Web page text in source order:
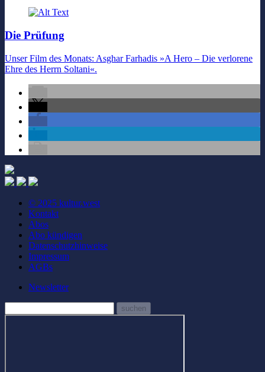
Die Prüfung
Unser Film des Monats: Asghar Farhadis »A Hero – Die verlorene
Ehre des Herrn Soltani«.
© 2025 kultur.west
Kontakt
Abos
Abo kündigen
Datenschutzhinweise
Impressum
AGBs
Newsletter